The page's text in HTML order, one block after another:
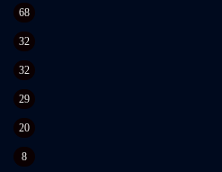
68
32
32
29
20
8